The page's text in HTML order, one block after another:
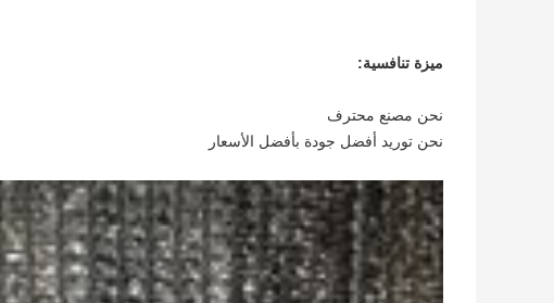
ميزة تنافسية:
نحن مصنع محترف
نحن توريد أفضل جودة بأفضل الأسعار